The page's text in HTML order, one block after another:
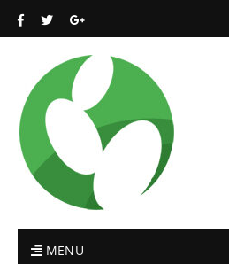
MENU